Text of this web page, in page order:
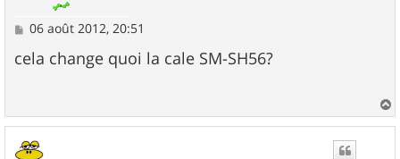
M
s
s
e
06 août 2012, 20:51
cela change quoi la cale SM-SH56?
a